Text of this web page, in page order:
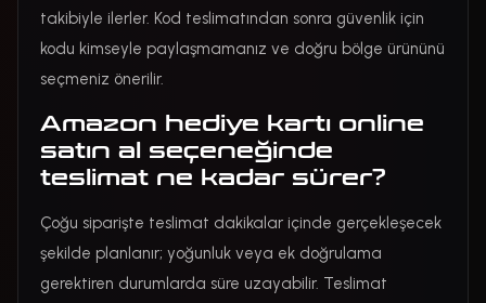
takibiyle ilerler. Kod teslimatından sonra güvenlik için
kodu kimseyle paylaşmamanız ve doğru bölge ürününü
seçmeniz önerilir.
Amazon hediye kartı online
satın al seçeneğinde
teslimat ne kadar sürer?
Çoğu siparişte teslimat dakikalar içinde gerçekleşecek
şekilde planlanır; yoğunluk veya ek doğrulama
gerektiren durumlarda süre uzayabilir. Teslimat